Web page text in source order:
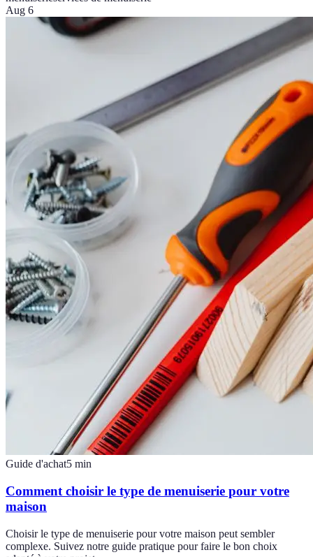
Aug 6
Guide d'achat5 min
Comment choisir le type de menuiserie pour votre
maison
Choisir le type de menuiserie pour votre maison peut sembler
complexe. Suivez notre guide pratique pour faire le bon choix